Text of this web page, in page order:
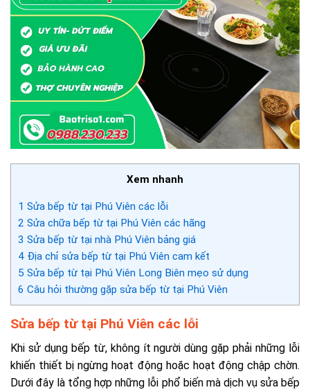
Xem nhanh
1 Sửa bếp từ tại Phú Viên các lỗi
2 Sửa chữa bếp từ tại Phú Viên các hãng
3 Sửa bếp từ tại nhà Phú Viên bảng giá
4 Địa chỉ sửa bếp từ tại Phú Viên cam kết
5 Sửa bếp từ tại Phú Viên Long Biên mẹo sử dụng
6 Câu hỏi thường gặp sửa bếp từ tại Phú Viên
Sửa bếp từ tại Phú Viên các lỗi
Khi sử dụng bếp từ, không ít người dùng gặp phải những lỗi
khiến thiết bị ngừng hoạt động hoặc hoạt động chập chờn.
Dưới đây là tổng hợp những lỗi phổ biến mà dịch vụ sửa bếp